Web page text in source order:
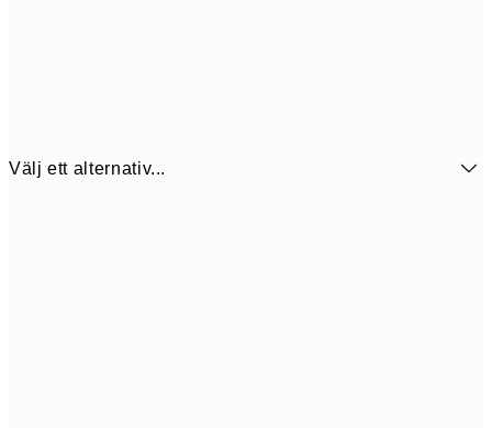
Välj ett alternativ...